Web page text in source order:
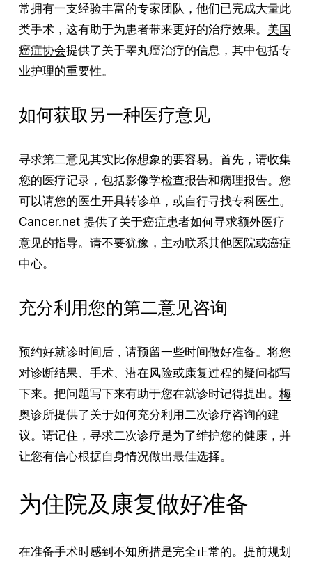
常拥有一支经验丰富的专家团队，他们已完成大量此
类手术，这有助于为患者带来更好的治疗效果。 美国
癌症协会提供了关于睾丸癌治疗的信息，其中包括专
业护理的重要性。
如何获取另一种医疗意见
寻求第二意见其实比你想象的要容易。首先，请收集
您的医疗记录，包括影像学检查报告和病理报告。您
可以请您的医生开具转诊单，或自行寻找专科医生。
Cancer.net 提供了关于癌症患者如何寻求额外医疗
意见的指导。请不要犹豫，主动联系其他医院或癌症
中心。
充分利用您的第二意见咨询
预约好就诊时间后，请预留一些时间做好准备。将您
对诊断结果、手术、潜在风险或康复过程的疑问都写
下来。把问题写下来有助于您在就诊时记得提出。 梅
奥诊所提供了关于如何充分利用二次诊疗咨询的建
议。请记住，寻求二次诊疗是为了维护您的健康，并
让您有信心根据自身情况做出最佳选择。
为住院及康复做好准备
在准备手术时感到不知所措是完全正常的。提前规划